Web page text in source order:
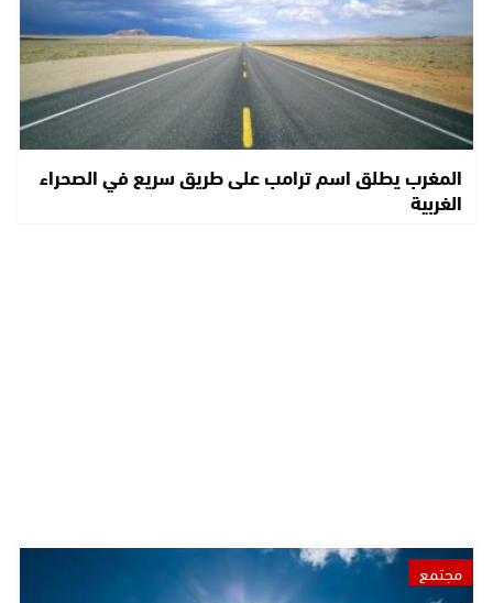
المغرب يطلق اسم ترامب على طريق سريع في الصحراء
الغربية
مجتمع